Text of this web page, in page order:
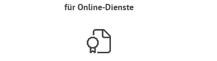
für Online-Dienste